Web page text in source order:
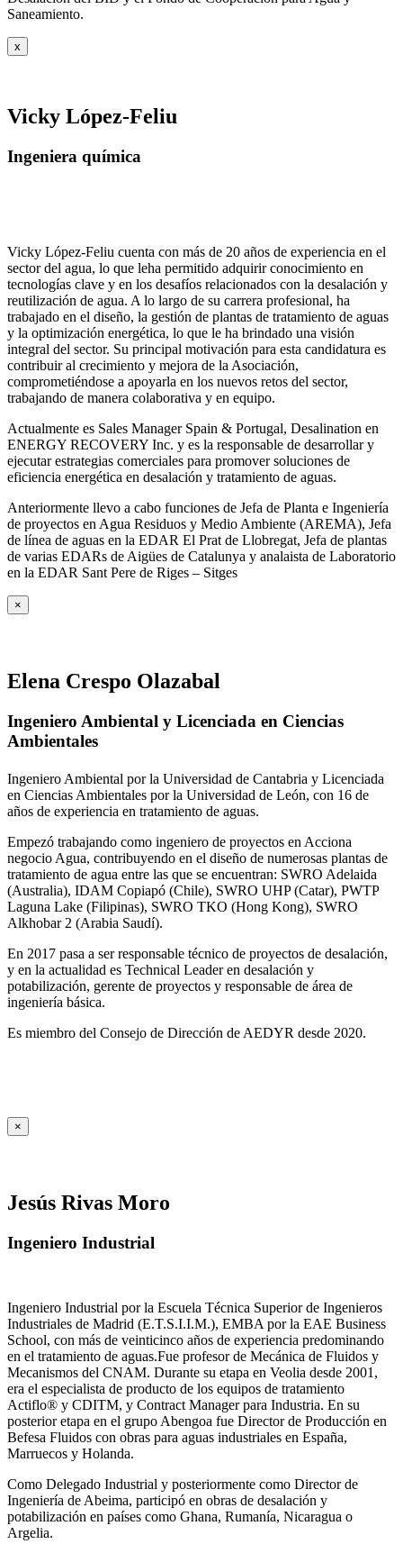
Saneamiento.
x
Vicky López-Feliu
Ingeniera química
Vicky López-Feliu cuenta con más de 20 años de experiencia en el
sector del agua, lo que leha permitido adquirir conocimiento en
tecnologías clave y en los desafíos relacionados con la desalación y
reutilización de agua. A lo largo de su carrera profesional, ha
trabajado en el diseño, la gestión de plantas de tratamiento de aguas
y la optimización energética, lo que le ha brindado una visión
integral del sector. Su principal motivación para esta candidatura es
contribuir al crecimiento y mejora de la Asociación,
comprometiéndose a apoyarla en los nuevos retos del sector,
trabajando de manera colaborativa y en equipo.
Actualmente es Sales Manager Spain & Portugal, Desalination en
ENERGY RECOVERY Inc. y es la responsable de desarrollar y
ejecutar estrategias comerciales para promover soluciones de
eficiencia energética en desalación y tratamiento de aguas.
Anteriormente llevo a cabo funciones de Jefa de Planta e Ingeniería
de proyectos en Agua Residuos y Medio Ambiente (AREMA), Jefa
de línea de aguas en la EDAR El Prat de Llobregat, Jefa de plantas
de varias EDARs de Aigües de Catalunya y analaista de Laboratorio
en la EDAR Sant Pere de Riges – Sitges
×
Elena Crespo Olazabal
Ingeniero Ambiental y Licenciada en Ciencias
Ambientales
Ingeniero Ambiental por la Universidad de Cantabria y Licenciada
en Ciencias Ambientales por la Universidad de León, con 16 de
años de experiencia en tratamiento de aguas.
Empezó trabajando como ingeniero de proyectos en Acciona
negocio Agua, contribuyendo en el diseño de numerosas plantas de
tratamiento de agua entre las que se encuentran: SWRO Adelaida
(Australia), IDAM Copiapó (Chile), SWRO UHP (Catar), PWTP
Laguna Lake (Filipinas), SWRO TKO (Hong Kong), SWRO
Alkhobar 2 (Arabia Saudí).
En 2017 pasa a ser responsable técnico de proyectos de desalación,
y en la actualidad es Technical Leader en desalación y
potabilización, gerente de proyectos y responsable de área de
ingeniería básica.
Es miembro del Consejo de Dirección de AEDYR desde 2020.
×
Jesús Rivas Moro
Ingeniero Industrial
Ingeniero Industrial por la Escuela Técnica Superior de Ingenieros
Industriales de Madrid (E.T.S.I.I.M.), EMBA por la EAE Business
School, con más de veinticinco años de experiencia predominando
en el tratamiento de aguas.Fue profesor de Mecánica de Fluidos y
Mecanismos del CNAM. Durante su etapa en Veolia desde 2001,
era el especialista de producto de los equipos de tratamiento
Actiflo® y CDITM, y Contract Manager para Industria. En su
posterior etapa en el grupo Abengoa fue Director de Producción en
Befesa Fluidos con obras para aguas industriales en España,
Marruecos y Holanda.
Como Delegado Industrial y posteriormente como Director de
Ingeniería de Abeima, participó en obras de desalación y
potabilización en países como Ghana, Rumanía, Nicaragua o
Argelia.